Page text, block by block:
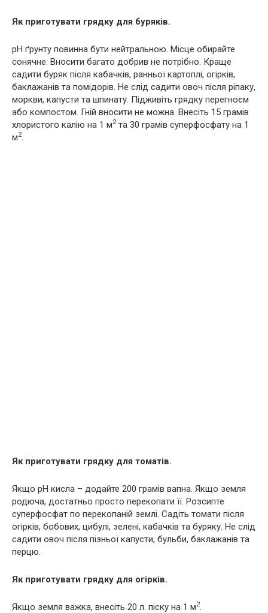
Як приготувати грядку для буряків.
рН ґрунту повинна бути нейтральною. Місце обирайте
сонячне. Вносити багато добрив не потрібно. Краще
садити буряк після кабачків, ранньої картоплі, огірків,
баклажанів та помідорів. Не слід садити овоч після ріпаку,
моркви, капусти та шпинату. Підживіть грядку перегноєм
або компостом. Гній вносити не можна. Внесіть 15 грамів
хлористого калію на 1 м2та 30 грамів суперфосфату на 1
м2.
Як приготувати грядку для томатів.
Якщо рН кисла – додайте 200 грамів вапна. Якщо земля
родюча, достатньо просто перекопати її. Розсипте
суперфосфат по перекопаній землі. Садіть томати після
огірків, бобових, цибулі, зелені, кабачків та буряку. Не слід
садити овоч після пізньої капусти, бульби, баклажанів та
перцю.
Як приготувати грядку для огірків.
Якщо земля важка, внесіть 20 л. піску на 1 м2.